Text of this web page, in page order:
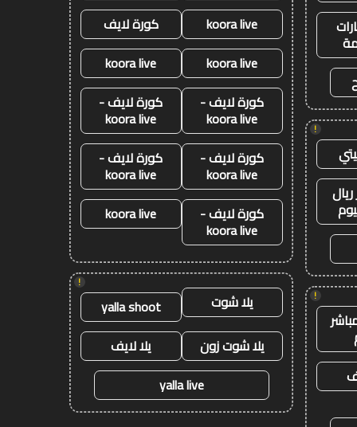
!
!
koora live
كورة لايف
koora live
koora live
كورة لايف -
koora live
كورة لايف -
koora live
كورة لايف -
koora live
كورة لايف -
koora live
كورة لايف -
koora live
koora live
!
يلا شوت
yalla shoot
يلا شوت زون
يلا لايف
yalla live